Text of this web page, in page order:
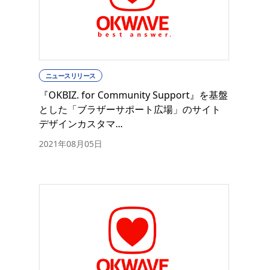
ニュースリリース
『OKBIZ. for Community Support』を基盤
とした「ブラザーサポート広場」のサイト
デザインカスタマ...
2021年08月05日